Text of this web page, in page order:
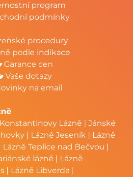
program
podmínky
procedury
podle indikace
Garance cen
Vaše dotazy
na email
Konstantinovy Lázně
Jánské
Lázně Jeseník
Lázně
Lázně Teplice nad Bečvou
lázně
Lázně
Lázně Libverda